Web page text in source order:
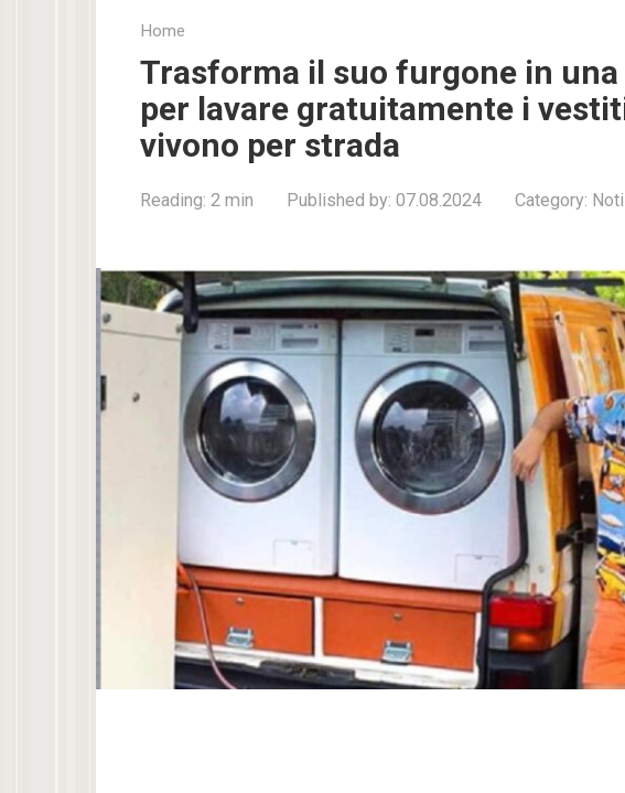
Home
Trasforma il suo furgone in
per lavare gratuitamente i
vivono per strada
Reading: 2 min Published by: 07.08.2024 Category: